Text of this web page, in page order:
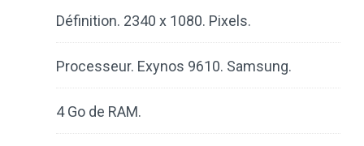
Définition. 2340 x 1080. Pixels.
Processeur. Exynos 9610. Samsung.
4 Go de RAM.